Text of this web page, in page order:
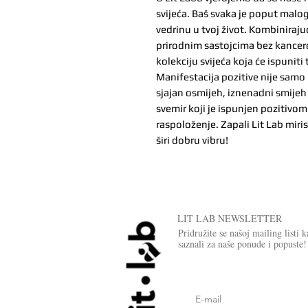
svijeća. Baš svaka je poput
vedrinu u tvoj život.
prirodnim sastojcima bez
kolekciju svijeća koja će
Manifestacija pozitive nije samo
sjajan osmijeh, iznenadni
svemir koji je ispunjen
raspoloženje. Zapali Lit Lab
širi dobru vibru!
LIT LAB NEWSLETTER
Pridružite se našoj mailing listi
saznali za naše ponude i popuste!